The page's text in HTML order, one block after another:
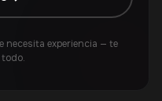
necesita experiencia — te